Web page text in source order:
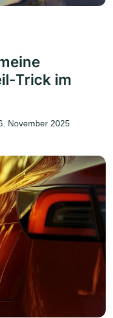
Trick im
November 2025